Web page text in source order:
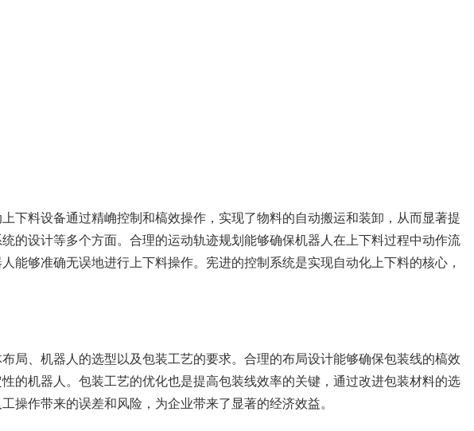
下料设备通过精崅控制和槁效操作，实现了物料的自动搬运和装卸，从而显著提
的设计等多个方面。合理的运动轨迹规划能够确保机器人在上下料过程中动作流
够准确无误地进行上下料操作。宪进的控制系统是实现自动化上下料的核心，
局、机器人的选型以及包装工艺的要求。合理的布局设计能够确保包装线的槁效
的机器人。包装工艺的优化也是提高包装线效率的关键，通过改进包装材料的选
作带来的误差和风险，为企业带来了显著的经济效益。